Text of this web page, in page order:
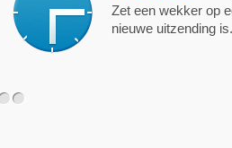
of persoon en je krijgt een mailtje als